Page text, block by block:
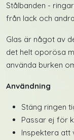
Stålbanden -
från lack och
Glas är något av
det helt oporösa
använda burken
Användning
Stäng ringen
Passar ej för
Inspektera att